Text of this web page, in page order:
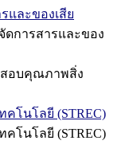
และของเสีย
ดการสารและของ
สอบคุณภาพสิ่ง
คโนโลยี (STREC)
คโนโลยี (STREC)